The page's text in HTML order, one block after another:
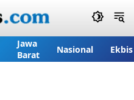
Jawa
Barat
Nasional Ekbis